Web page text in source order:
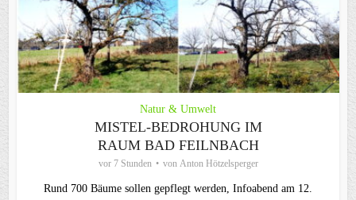
Natur & Umwelt
MISTEL-BEDROHUNG IM
RAUM BAD FEILNBACH
vor 7 Stunden von Anton Hötzelsperger
Rund 700 Bäume sollen gepflegt werden, Infoabend am 12.